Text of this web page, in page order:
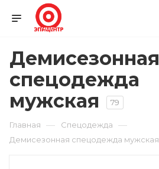
Демисезонная
спецодежда
мужская
79
Главная — Спецодежда —
Демисезонная спецодежда мужская